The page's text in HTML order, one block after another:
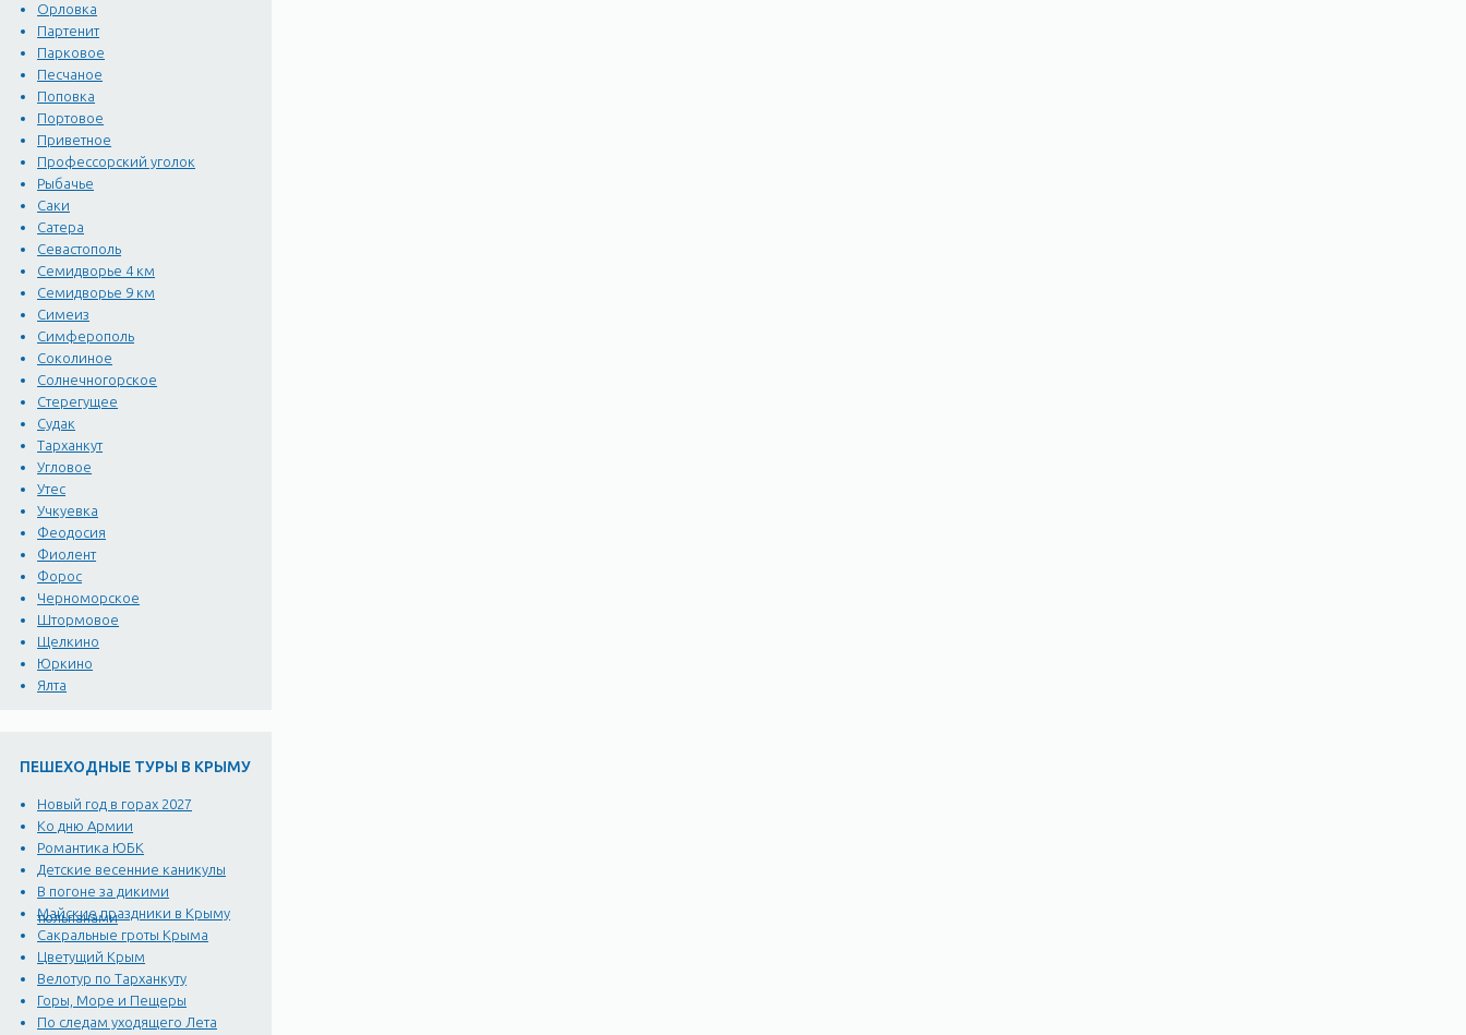
Орловка
Партенит
Парковое
Песчаное
Поповка
Портовое
Приветное
Профессорский уголок
Рыбачье
Саки
Сатера
Севастополь
Семидворье 4 км
Семидворье 9 км
Симеиз
Симферополь
Соколиное
Солнечногорское
Стерегущее
Судак
Тарханкут
Угловое
Утес
Учкуевка
Феодосия
Фиолент
Форос
Черноморское
Штормовое
Щелкино
Юркино
Ялта
ПЕШЕХОДНЫЕ ТУРЫ В КРЫМУ
Новый год в горах 2027
Ко дню Армии
Романтика ЮБК
Детские весенние каникулы
В погоне за дикими
тюльпанами
Майские праздники в Крыму
Сакральные гроты Крыма
Цветущий Крым
Велотур по Тарханкуту
Горы, Море и Пещеры
По следам уходящего Лета